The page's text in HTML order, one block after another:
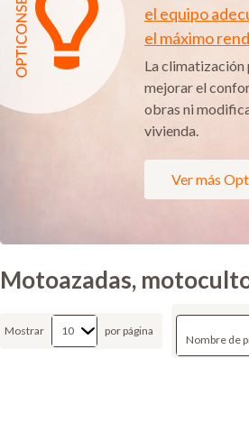
el equipo
el máximo
La
mejorar el
obras ni
vivienda.
Ver más
Motoazadas,
Mostrar por página